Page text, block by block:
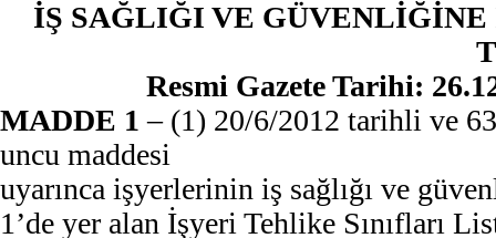
İŞ SAĞLIĞI VE
Resmi Gazete Tarihi:
MADDE 1 – (1) 20/6/2012 tarihli ve
uncu maddesi
uyarınca işyerlerinin iş sağlığı ve
1’de yer alan İşyeri Tehlike Sınıfları